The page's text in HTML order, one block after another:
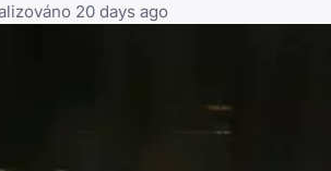
20 days ago